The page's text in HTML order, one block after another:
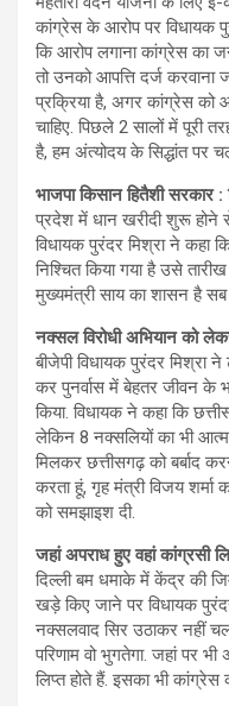
कांग्रेस के आरोप पर विधायक
कि आरोप लगाना कांग्रेस का
तो उनको आपत्ति दर्ज
प्रक्रिया है, अगर कांग्रेस को
चाहिए. पिछले 2 सालों में पूरी
है, हम अंत्योदय के सिद्धांत पर
भाजपा किसान हितैशी सरकार
प्रदेश में धान खरीदी शुरू होने
विधायक पुरंदर मिश्रा ने कहा
निश्चित किया गया है उसे
मुख्यमंत्री साय का शासन है सब
नक्सल विरोधी अभियान को
बीजेपी विधायक पुरंदर मिश्रा
कर पुनर्वास में बेहतर जीवन के
किया. विधायक ने कहा कि
लेकिन 8 नक्सलियों का भी
मिलकर छत्तीसगढ़ को बर्बाद
करता हूं, गृह मंत्री विजय शर्मा
को समझाइश दी.
जहां अपराध हुए वहां कांग्रसी
दिल्ली बम धमाके में केंद्र की
खड़े किए जाने पर विधायक
नक्सलवाद सिर उठाकर नहीं
परिणाम वो भुगतेगा. जहां पर
लिप्त होते हैं. इसका भी कांग्रेस